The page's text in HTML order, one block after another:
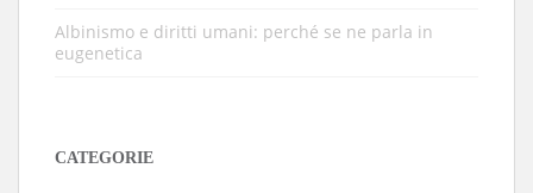
Albinismo e diritti umani: perché se ne parla in
eugenetica
CATEGORIE